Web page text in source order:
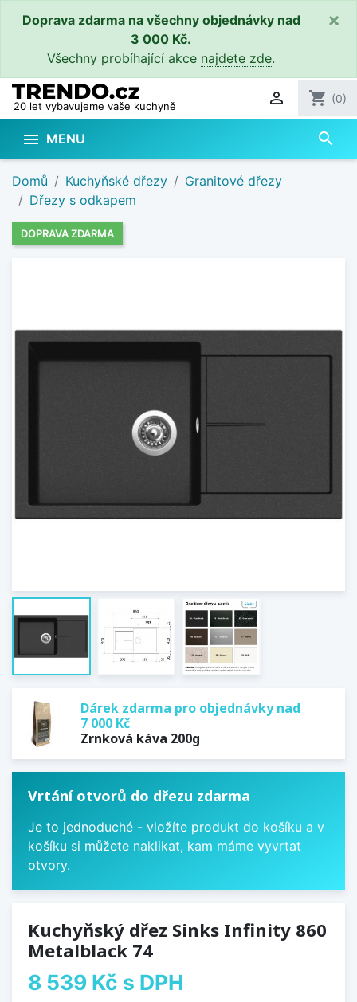
Doprava zdarma na všechny objednávky nad
3 000 Kč.
Všechny probíhající akce najdete zde.
×
20 let vybavujeme vaše kuchyně  shopping_cart (0)
 MENU search
Domů Kuchyňské dřezy
Granitové dřezy
Dřezy s odkapem
DOPRAVA ZDARMA
Dárek zdarma pro objednávky nad
7 000 Kč
Zrnková káva 200g
Vrtání otvorů do dřezu zdarma
Je to jednoduché - vložíte produkt do košíku a v
košíku si můžete naklikat, kam máme vyvrtat
otvory.
Kuchyňský dřez Sinks Infinity 860
Metalblack 74
8 539 Kč s DPH